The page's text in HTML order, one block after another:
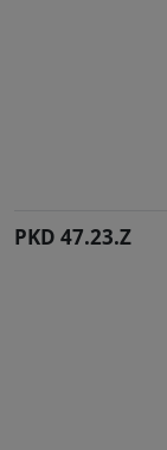
PKD 47.23.Z